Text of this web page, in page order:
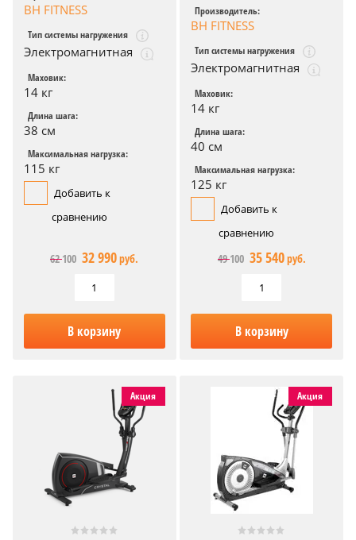
BH FITNESS
Тип системы нагружения
Электромагнитная
Маховик:
14 кг
Длина шага:
38 см
Максимальная нагрузка:
115 кг
Добавить к
сравнению
62 100 32 990руб.
В корзину
Производитель:
BH FITNESS
Тип системы нагружения
Электромагнитная
Маховик:
14 кг
Длина шага:
40 см
Максимальная нагрузка:
125 кг
Добавить к
сравнению
49 100 35 540руб.
В корзину
Акция Акция